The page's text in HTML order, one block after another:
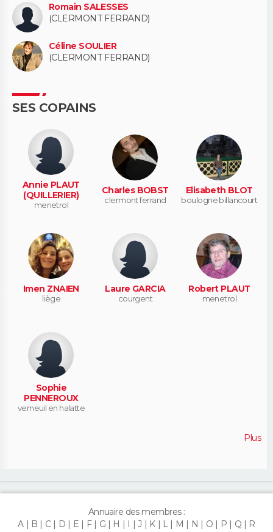
Romain SALESSES
(CLERMONT FERRAND)
Céline SOULIER
(CLERMONT FERRAND)
SES COPAINS
Annie PLAUT
(QUILLERIER)
menetrol
Charles BOBST
clermont ferrand
Elisabeth BLOT
boulogne billancourt
Imen ZNAIEN
liège
Laure GARCIA
courgent
Robert PLAUT
menetrol
Sophie
PENNEROUX
verneuil en halatte
Plus
Annuaire des membres :
A
B C D E F G H I J K L M N O P Q
R